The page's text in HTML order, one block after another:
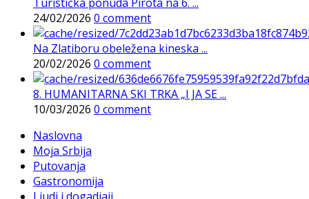
Turistička ponuda Pirota na 6. ...
24/02/2026 0 comment
Na Zlatiboru obeležena kineska ...
20/02/2026 0 comment
8. HUMANITARNA SKI TRKA „I JA SE ...
10/03/2026 0 comment
Naslovna
Moja Srbija
Putovanja
Gastronomija